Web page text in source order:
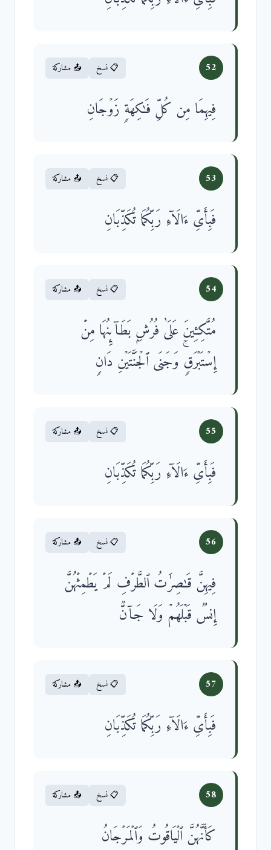
52 📋 نسخ 📤 مشاركة
فِیهِمَا مِن كُلِّ فَـٰكِهَةࣲ زَوۡجَانِ
53 📋 نسخ 📤 مشاركة
فَبِأَیِّ ءَالَاۤءِ رَبِّكُمَا تُكَذِّبَانِ
54 📋 نسخ 📤 مشاركة
مُتَّكِـِٔینَ عَلَىٰ فُرُشِۭ بَطَاۤىِٕنُهَا مِنۡ
إِسۡتَبۡرَقࣲۚ وَجَنَى ٱلۡجَنَّتَیۡنِ دَانࣲ
55 📋 نسخ 📤 مشاركة
فَبِأَیِّ ءَالَاۤءِ رَبِّكُمَا تُكَذِّبَانِ
56 📋 نسخ 📤 مشاركة
فِیهِنَّ قَـٰصِرَ ٰ⁠تُ ٱلطَّرۡفِ لَمۡ یَطۡمِثۡهُنَّ
إِنسࣱ قَبۡلَهُمۡ وَلَا جَاۤنࣱّ
57 📋 نسخ 📤 مشاركة
فَبِأَیِّ ءَالَاۤءِ رَبِّكُمَا تُكَذِّبَانِ
58 📋 نسخ 📤 مشاركة
كَأَنَّهُنَّ ٱلۡیَاقُوتُ وَٱلۡمَرۡجَانُ